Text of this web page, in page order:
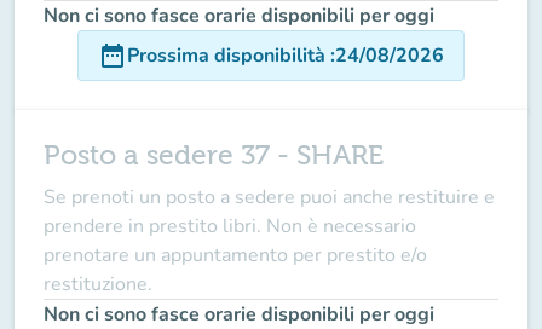
Non ci sono fasce orarie disponibili per oggi
date_rangeProssima disponibilità :24/08/2026
Posto a sedere 37 - SHARE
Se prenoti un posto a sedere puoi anche restituire e
prendere in prestito libri. Non è necessario
prenotare un appuntamento per prestito e/o
restituzione.
Non ci sono fasce orarie disponibili per oggi